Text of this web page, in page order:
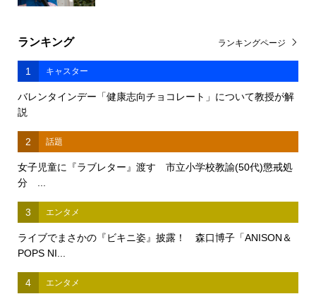
ランキング
1 キャスター
バレンタインデー「健康志向チョコレート」について教授が解
説
2 話題
女子児童に『ラブレター』渡す 市立小学校教諭(50代)懲戒処
分 ...
3 エンタメ
ライブでまさかの『ビキニ姿』披露！ 森口博子「ANISON＆
POPS NI...
4 エンタメ
ランキングページ